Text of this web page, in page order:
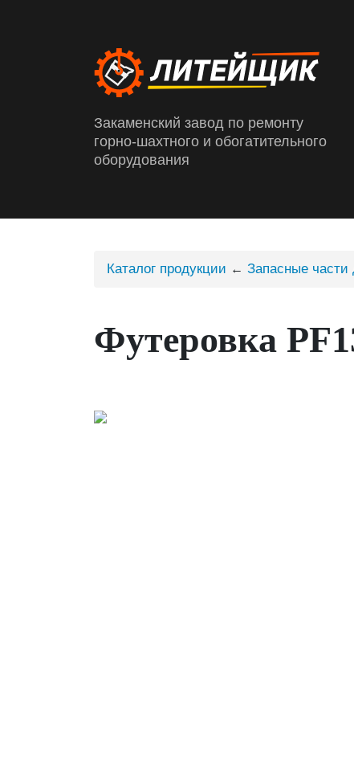
Закаменский завод по ремонту
горно-шахтного и обогатительного
оборудования
Каталог продукции ← Запасные части
Футеровка